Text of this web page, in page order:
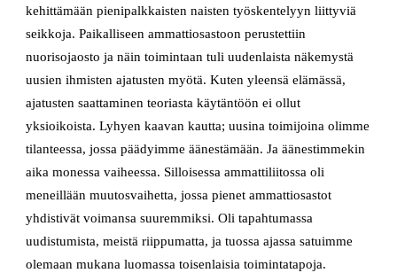
kehittämään pienipalkkaisten naisten työskentelyyn liittyviä
seikkoja. Paikalliseen ammattiosastoon perustettiin
nuorisojaosto ja näin toimintaan tuli uudenlaista näkemystä
uusien ihmisten ajatusten myötä. Kuten yleensä elämässä,
ajatusten saattaminen teoriasta käytäntöön ei ollut
yksioikoista. Lyhyen kaavan kautta; uusina toimijoina olimme
tilanteessa, jossa päädyimme äänestämään. Ja äänestimmekin
aika monessa vaiheessa. Silloisessa ammattiliitossa oli
meneillään muutosvaihetta, jossa pienet ammattiosastot
yhdistivät voimansa suuremmiksi. Oli tapahtumassa
uudistumista, meistä riippumatta, ja tuossa ajassa satuimme
olemaan mukana luomassa toisenlaisia toimintatapoja.